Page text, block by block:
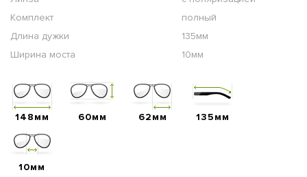
Комплект
полный
Длина дужки
135мм
Ширина моста
10мм
148мм 60мм 62мм 135мм
10мм